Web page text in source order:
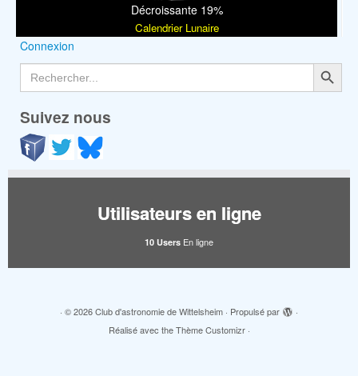
Décroissante 19%
Calendrier Lunaire
Connexion
Search
for:
Search Button
Suivez nous
Utilisateurs en ligne
10 Users En ligne
· © 2026Club d'astronomie de Wittelsheim · Propulsé par
·
Réalisé avec theThème Customizr·